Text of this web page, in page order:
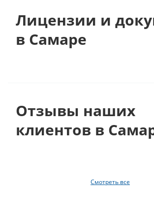
Лицензии и
в Самаре
Отзывы наших
клиентов в
Смотреть все